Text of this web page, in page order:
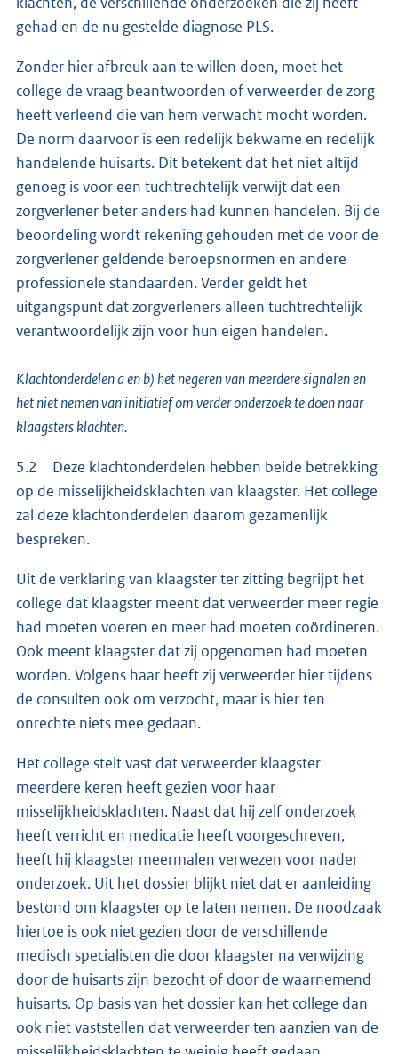
gehad en de nu gestelde diagnose PLS.
Zonder hier afbreuk aan te willen doen, moet het
college de vraag beantwoorden of verweerder de zorg
heeft verleend die van hem verwacht mocht worden.
De norm daarvoor is een redelijk bekwame en redelijk
handelende huisarts. Dit betekent dat het niet altijd
genoeg is voor een tuchtrechtelijk verwijt dat een
zorgverlener beter anders had kunnen handelen. Bij de
beoordeling wordt rekening gehouden met de voor de
zorgverlener geldende beroepsnormen en andere
professionele standaarden. Verder geldt het
uitgangspunt dat zorgverleners alleen tuchtrechtelijk
verantwoordelijk zijn voor hun eigen handelen.
Klachtonderdelen a en b) het negeren van meerdere signalen en
het niet nemen van initiatief om verder onderzoek te doen naar
klaagsters klachten.
5.2 Deze klachtonderdelen hebben beide betrekking
op de misselijkheidsklachten van klaagster. Het college
zal deze klachtonderdelen daarom gezamenlijk
bespreken.
Uit de verklaring van klaagster ter zitting begrijpt het
college dat klaagster meent dat verweerder meer regie
had moeten voeren en meer had moeten coördineren.
Ook meent klaagster dat zij opgenomen had moeten
worden. Volgens haar heeft zij verweerder hier tijdens
de consulten ook om verzocht, maar is hier ten
onrechte niets mee gedaan.
Het college stelt vast dat verweerder klaagster
meerdere keren heeft gezien voor haar
misselijkheidsklachten. Naast dat hij zelf onderzoek
heeft verricht en medicatie heeft voorgeschreven,
heeft hij klaagster meermalen verwezen voor nader
onderzoek. Uit het dossier blijkt niet dat er aanleiding
bestond om klaagster op te laten nemen. De noodzaak
hiertoe is ook niet gezien door de verschillende
medisch specialisten die door klaagster na verwijzing
door de huisarts zijn bezocht of door de waarnemend
huisarts. Op basis van het dossier kan het college dan
ook niet vaststellen dat verweerder ten aanzien van de